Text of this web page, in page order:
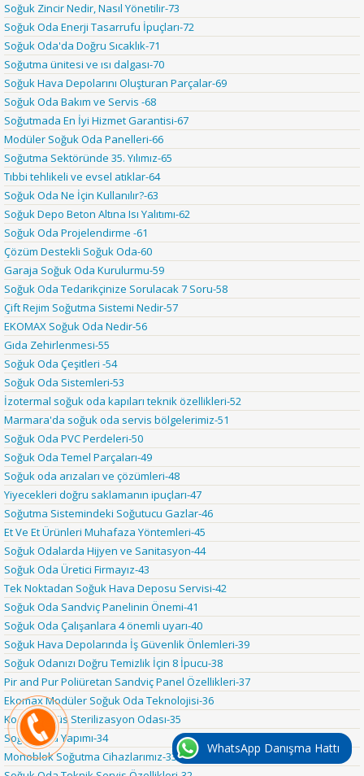
Soğuk Zincir Nedir, Nasıl Yönetilir-73
Soğuk Oda Enerji Tasarrufu İpuçları-72
Soğuk Oda'da Doğru Sıcaklık-71
Soğutma ünitesi ve ısı dalgası-70
Soğuk Hava Depolarını Oluşturan Parçalar-69
Soğuk Oda Bakım ve Servis -68
Soğutmada En İyi Hizmet Garantisi-67
Modüler Soğuk Oda Panelleri-66
Soğutma Sektöründe 35. Yılımız-65
Tıbbi tehlikeli ve evsel atıklar-64
Soğuk Oda Ne İçin Kullanılır?-63
Soğuk Depo Beton Altına Isı Yalıtımı-62
Soğuk Oda Projelendirme -61
Çözüm Destekli Soğuk Oda-60
Garaja Soğuk Oda Kurulurmu-59
Soğuk Oda Tedarikçinize Sorulacak 7 Soru-58
Çift Rejim Soğutma Sistemi Nedir-57
EKOMAX Soğuk Oda Nedir-56
Gıda Zehirlenmesi-55
Soğuk Oda Çeşitleri -54
Soğuk Oda Sistemleri-53
İzotermal soğuk oda kapıları teknik özellikleri-52
Marmara'da soğuk oda servis bölgelerimiz-51
Soğuk Oda PVC Perdeleri-50
Soğuk Oda Temel Parçaları-49
Soğuk oda arızaları ve çözümleri-48
Yiyecekleri doğru saklamanın ipuçları-47
Soğutma Sistemindeki Soğutucu Gazlar-46
Et Ve Et Ürünleri Muhafaza Yöntemleri-45
Soğuk Odalarda Hijyen ve Sanitasyon-44
Soğuk Oda Üretici Firmayız-43
Tek Noktadan Soğuk Hava Deposu Servisi-42
Soğuk Oda Sandviç Panelinin Önemi-41
Soğuk Oda Çalışanlara 4 önemli uyarı-40
Soğuk Hava Depolarında İş Güvenlik Önlemleri-39
Soğuk Odanızı Doğru Temizlik İçin 8 İpucu-38
Pir and Pur Poliüretan Sandviç Panel Özellikleri-37
Ekomax Modüler Soğuk Oda Teknolojisi-36
Korona Virüs Sterilizasyon Odası-35
Soğuk Oda Yapımı-34
Monoblok Soğutma Cihazlarımız-33
WhatsApp Danışma Hattı